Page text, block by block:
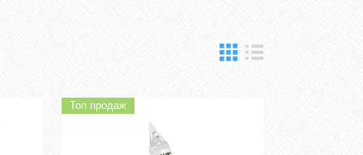
Топ продаж